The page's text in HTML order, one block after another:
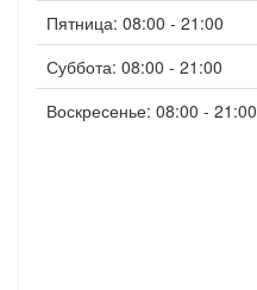
Пятница: 08:00 - 21:00
Суббота: 08:00 - 21:00
Воскресенье: 08:00 - 21:00